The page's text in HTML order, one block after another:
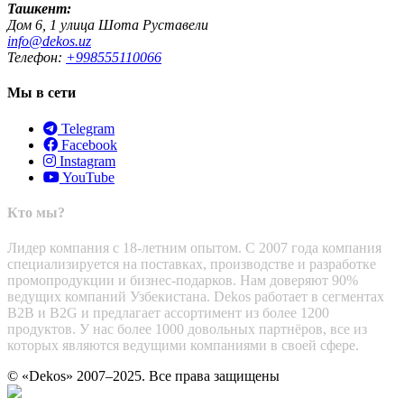
Ташкент:
Дом 6, 1 улица Шота Руставели
info@dekos.uz
Телефон: +998555110066
Мы в сети
Telegram
Facebook
Instagram
YouTube
Кто мы?
Лидер компания с 18-летним опытом. С 2007 года компания
специализируется на поставках, производстве и разработке
промопродукции и бизнес-подарков. Нам доверяют 90%
ведущих компаний Узбекистана. Dekos работает в сегментах
B2B и B2G и предлагает ассортимент из более 1200
продуктов. У нас более 1000 довольных партнёров, все из
которых являются ведущими компаниями в своей сфере.
© «Dekos» 2007–2025. Все права защищены